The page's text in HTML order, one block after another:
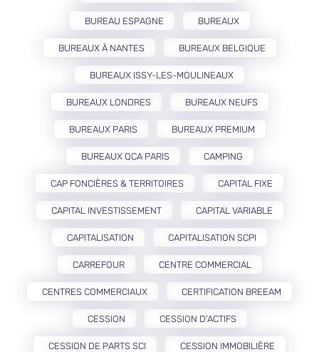
BUREAU ESPAGNE BUREAUX
BUREAUX À NANTES BUREAUX BELGIQUE
BUREAUX ISSY-LES-MOULINEAUX
BUREAUX LONDRES BUREAUX NEUFS
BUREAUX PARIS BUREAUX PREMIUM
BUREAUX QCA PARIS CAMPING
CAP FONCIÈRES & TERRITOIRES CAPITAL FIXE
CAPITAL INVESTISSEMENT CAPITAL VARIABLE
CAPITALISATION CAPITALISATION SCPI
CARREFOUR CENTRE COMMERCIAL
CENTRES COMMERCIAUX CERTIFICATION BREEAM
CESSION CESSION D’ACTIFS
CESSION DE PARTS SCI CESSION IMMOBILIÈRE